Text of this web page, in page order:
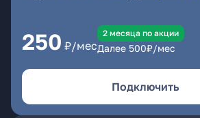
250 ₽/мес
2 месяцa по акции
Далее 500₽/мес
Подключить